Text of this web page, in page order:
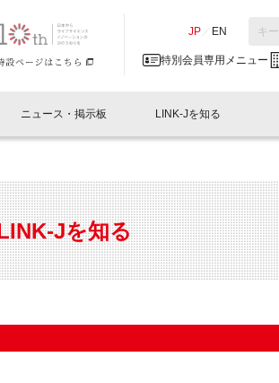
JP EN
特別会員専用メニュー
閉じる
イベントレポート一覧
LINK-J主催・共催 特
LINK-J協賛・協力 出
？ What's
ンタビュー 会報誌
ラム 日本橋
ニュース・掲示板
人と情報の交流掲示板一覧
会員プレスリリース ニ
募集 イ
LINK-Jを知る
What’s
介 事業内
GTB日
いて 入会申
ボ 施設ご
Jを知る